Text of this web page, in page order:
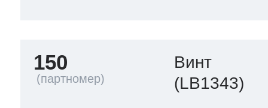
150
Винт
(LB1343)